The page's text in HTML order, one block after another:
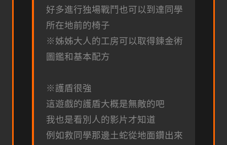
好多進行独場戰鬥也可以到達同學
所在地前的椅子
※姊姊大人的工房可以取得鍊金術
圖鑑和基本配方
※護盾很強
這遊戲的護盾大概是無敵的吧
我也是看別人的影片才知道
例如救同學那邊土蛇從地面鑽出來